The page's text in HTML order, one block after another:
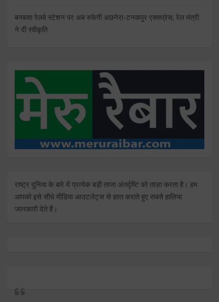
बनबसा रेलवे स्टेशन पर अब रुकेगी अछनेरा-टनकपुर एक्सप्रेस, रेल मंत्री
ने दी स्वीकृति
राष्ट्र दुनिया के बारे में प्रत्येक बड़ी ताजा अंतर्दृष्टि को ताज़ा करता है। हम
आपको इसे सीधे मीडिया आउटलेट्स से ज्ञात कराते हुए सबसे हालिया
जानकारी देते हैं।